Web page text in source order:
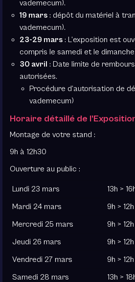
vademecum).
19 mars : dépôt du matériel à
vademecum).
23-29 mars : L’exposition est
compris le samedi et le
30 avril : Date limite de
autorisées.
Procédure d’autorisation de
vademecum)
Horaire détaillé de
Montage de votre stand :
9h à 12h30
Ouverture au public :
Lundi 23 mars
13h >
Mardi 24 mars
9h >
Mercredi 25 mars
9h >
Jeudi 26 mars
9h >
Vendredi 27 mars
9h >
Samedi 28 mars
13h >